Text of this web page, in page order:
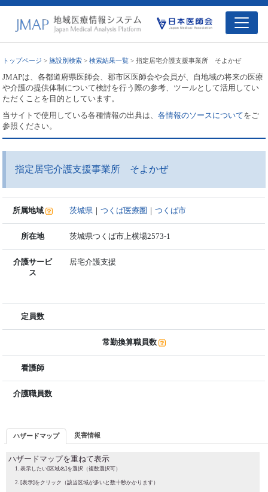
トップページ >施設別検索 >検索結果一覧 > 指定居宅介護支援事業所 そよかぜ
JMAPは、各都道府県医師会、郡市区医師会や会員が、自地域の将来の医療
や介護の提供体制について検討を行う際の参考、ツールとして活用してい
ただくことを目的としています。
当サイトで使用している各種情報の出典は、各情報のソースについてをご
参照ください。
指定居宅介護支援事業所 そよかぜ
所属地域 茨城県 ｜つくば医療圏 ｜つくば市
所在地 茨城県つくば市上横場2573-1
介護サービ
ス
居宅介護支援
定員数
常勤換算職員数
看護師
介護職員数
ハザードマップ 災害情報
ハザードマップを重ねて表示
表示したい[区域名]を選択（複数選択可）
[表示]をクリック（該当区域が多いと数十秒かかります）